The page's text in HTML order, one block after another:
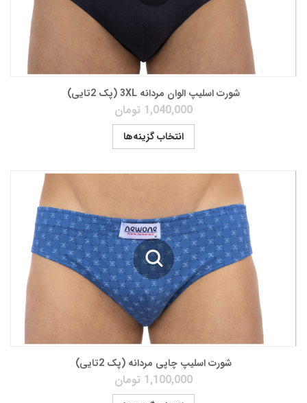
شورت اسلیپ الوان مردانه 3XL (پک 2تایی)
1,040,000 تومان
انتخاب گزینه‌ها
شورت اسلیپ چاپی مردانه (پک 2تایی)
1,100,000 تومان